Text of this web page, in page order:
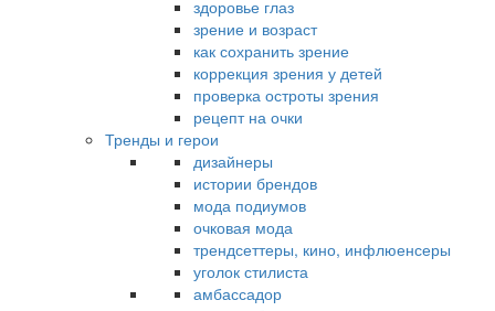
здоровье глаз
зрение и возраст
как сохранить зрение
коррекция зрения у детей
проверка остроты зрения
рецепт на очки
Тренды и герои
дизайнеры
истории брендов
мода подиумов
очковая мода
трендсеттеры, кино, инфлюенсеры
уголок стилиста
амбассадор